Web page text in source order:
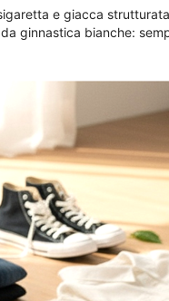
e giacca
ginnastica bianche: